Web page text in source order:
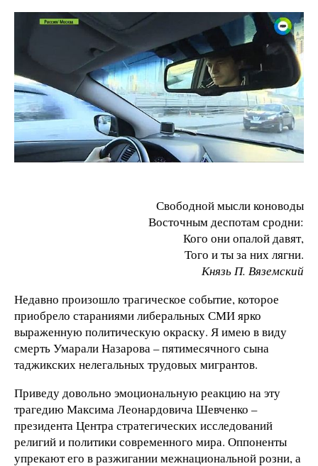
Свободной мысли коноводы
Восточным деспотам сродни:
Кого они опалой давят,
Того и ты за них лягни.
Князь П. Вяземский
Недавно произошло трагическое событие, которое
приобрело стараниями либеральных СМИ ярко
выраженную политическую окраску. Я имею в виду
смерть Умарали Назарова – пятимесячного сына
таджикских нелегальных трудовых мигрантов.
Приведу довольно эмоциональную реакцию на эту
трагедию Максима Леонардовича Шевченко –
президента Центра стратегических исследований
религий и политики современного мира. Оппоненты
упрекают его в разжигании межнациональной розни, а